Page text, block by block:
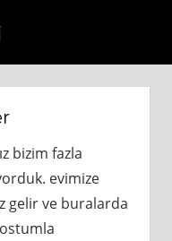
bizim fazla
evimize
gelir ve buralarda